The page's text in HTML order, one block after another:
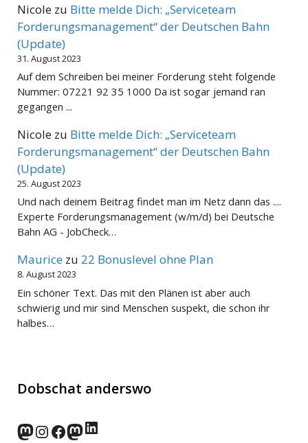
Nicole zu Bitte melde Dich: „Serviceteam
Forderungsmanagement“ der Deutschen Bahn
(Update)
31. August 2023
Auf dem Schreiben bei meiner Forderung steht folgende
Nummer: 07221 92 35 1000 Da ist sogar jemand ran
gegangen ...
Nicole zu Bitte melde Dich: „Serviceteam
Forderungsmanagement“ der Deutschen Bahn
(Update)
25. August 2023
Und nach deinem Beitrag findet man im Netz dann das ....
Experte Forderungsmanagement (w/m/d) bei Deutsche
Bahn AG - JobCheck…
Maurice zu 22 Bonuslevel ohne Plan
8. August 2023
Ein schöner Text. Das mit den Plänen ist aber auch
schwierig und mir sind Menschen suspekt, die schon ihr
halbes…
Dobschat anderswo
norden.social
Instagram
Facebook
wp-punks.social
LinkedIn